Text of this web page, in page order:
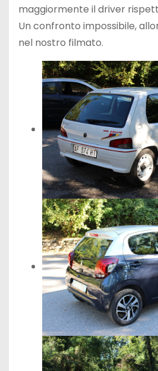
maggiormente il driver
Un confronto impossibile,
nel nostro filmato.